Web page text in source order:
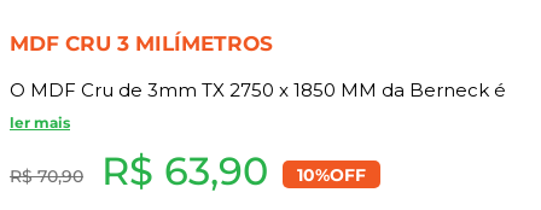
MDF CRU 3 MILÍMETROS
O MDF Cru de 3mm TX 2750 x 1850 MM da Berneck é
um painel Cru, projetado para proporcionar praticidade
artesanato. Sua superfície fechada dificulta a
proliferação de micro-organismos, tornando-o ideal para
ler mais
10%OFF
R$ 63,90
R$ 70,90